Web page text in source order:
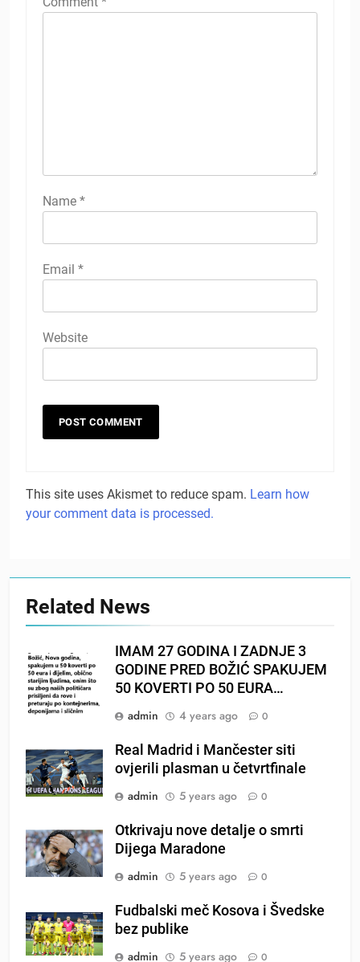
Name *
Email *
Website
This site uses Akismet to reduce spam. Learn how
your comment data is processed.
Related News
IMAM 27 GODINA I ZADNJE 3
GODINE PRED BOŽIĆ SPAKUJEM
50 KOVERTI PO 50 EURA…
admin
4 years ago 0
Real Madrid i Mančester siti
ovjerili plasman u četvrtfinale
admin
5 years ago 0
Otkrivaju nove detalje o smrti
Dijega Maradone
admin
5 years ago 0
Fudbalski meč Kosova i Švedske
bez publike
admin
5 years ago 0